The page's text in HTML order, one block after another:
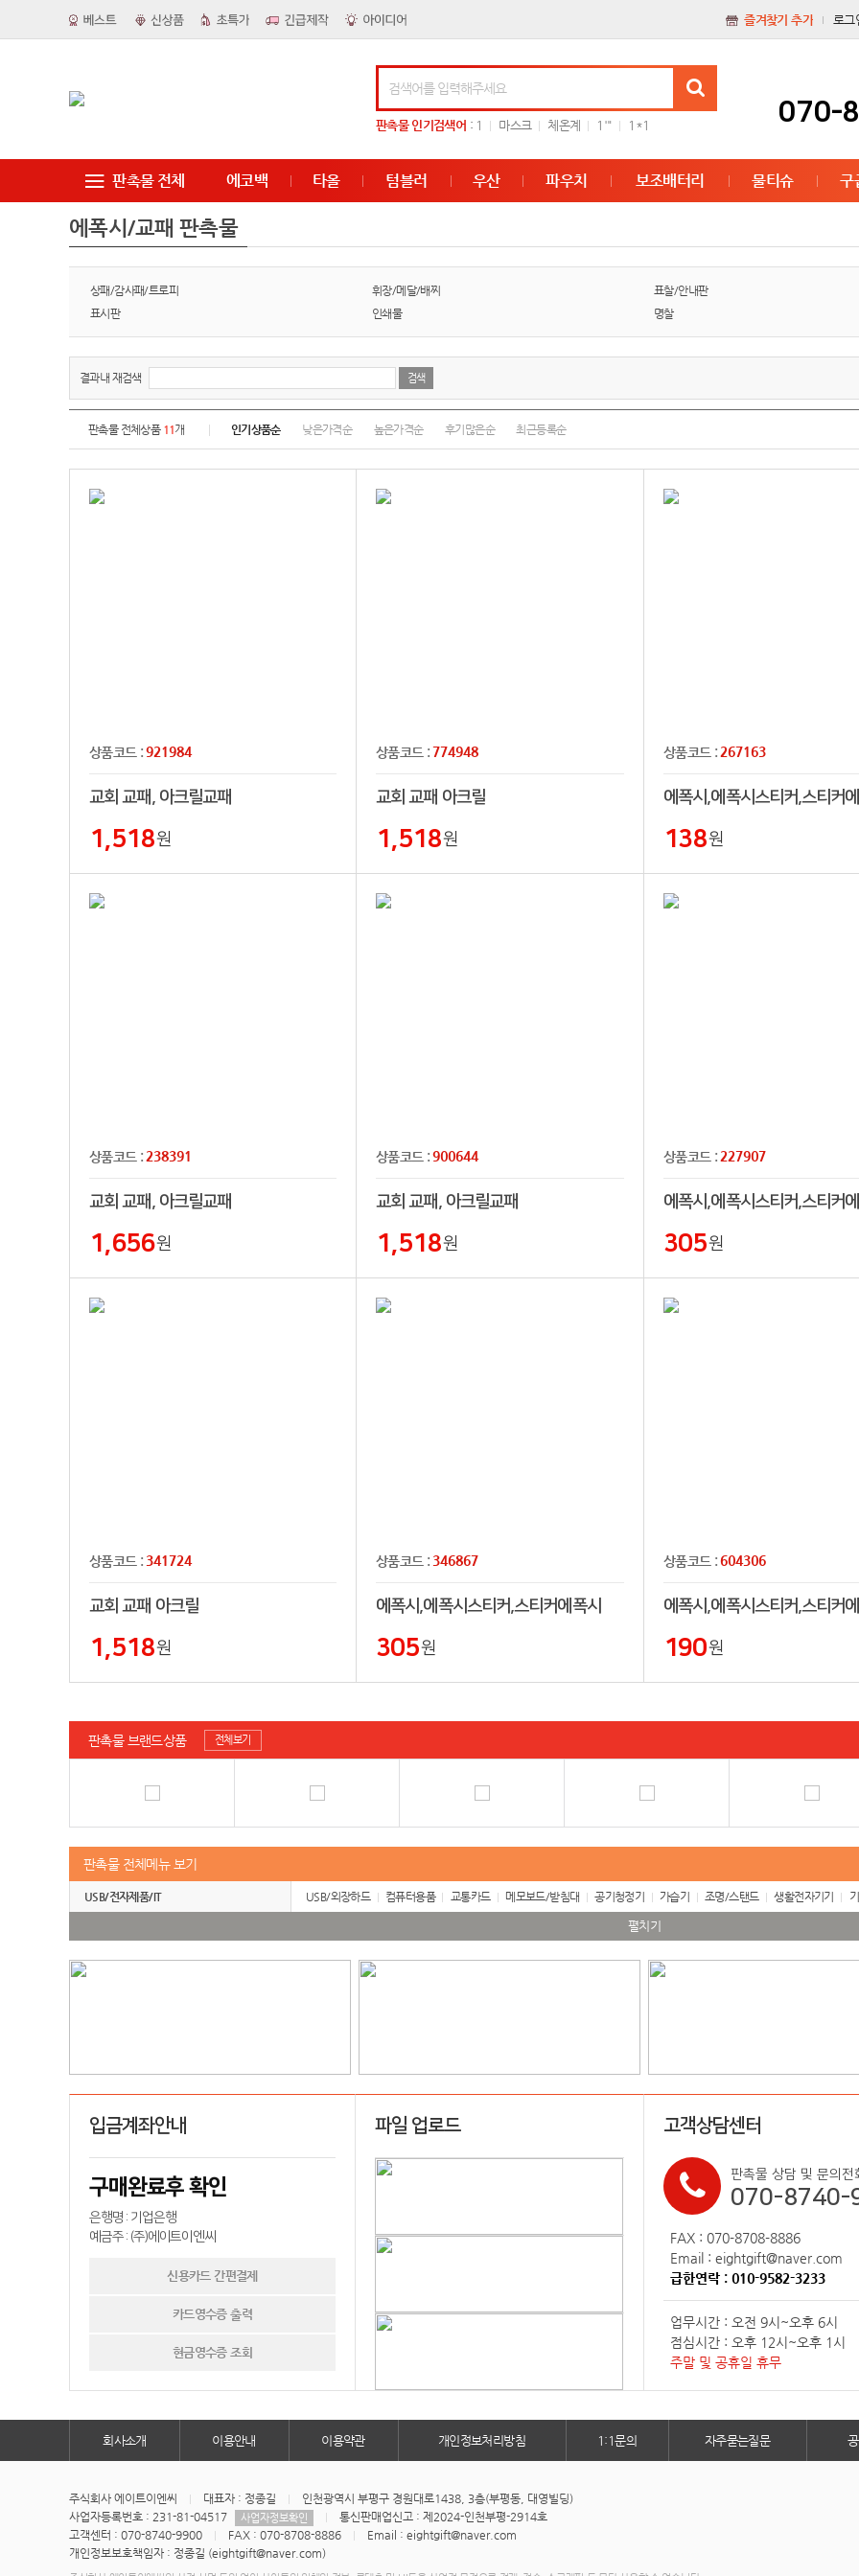
즐겨찾기 추가 로그
판촉물인기검색어 : 1 마스크 체온계 1'" 1*1 070-
판촉물 전체 에코백 타올 텀블러 우산 파우치 보조배터리 물티슈 구
에폭시/교패 판촉물
상패/감사패/트로피 휘장/메달/배찌
표찰/안내판
표시판
인쇄물 명찰
결과내 재검색
판촉물 전체상품 11개 인기상품순 낮은가격순 높은가격순 후기많은순 최근등록순
상품코드 :921984
교회 교패, 아크릴교패
1,518원
상품코드 :774948
교회 교패 아크릴
1,518원
상품코드 :267163
에폭시,에폭시스티커,스티커
138원
상품코드 :238391
교회 교패, 아크릴교패
1,656원
상품코드 :900644
교회 교패, 아크릴교패
1,518원
상품코드 :227907
에폭시,에폭시스티커,스티커
305원
상품코드 : 341724
교회 교패 아크릴
1,518원
상품코드 : 346867
에폭시,에폭시스티커,스티커에폭시
305원
상품코드 :604306
에폭시,에폭시스티커,스티커
190원
판촉물 브랜드상품 전체보기
판촉물 전체메뉴 보기
USB/전자제품/IT USB/외장하드 컴퓨터용품 교통카드 메모보드/받침대 공기청정기 가습기 조명/스탠드 생활전자기기
펼치기
입금계좌안내
구매완료후 확인
은행명 : 기업은행
예금주 : (주)에이트이엔씨
신용카드 간편결제
카드영수증 출력
현금영수증 조회
파일 업로드 고객상담센터
판촉물 상담 및 문의전
070-8740-
FAX : 070-8708-8886
Email : eightgift@naver.com
급한연락 : 010-9582-3233
업무시간 : 오전 9시~오후 6시
점심시간 : 오후 12시~오후 1시
주말 및 공휴일 휴무
회사소개 이용안내 이용약관 개인정보처리방침 1:1문의 자주묻는질문
주식회사 에이트이엔씨 대표자 : 정종길
인천광역시 부평구 경원대로1438, 3층(부평동, 대영빌딩)
사업자등록번호 : 231-81-04517
사업자정보확인
통신판매업신고 : 제2024-인천부평-2914호
고객센터 : 070-8740-9900
FAX : 070-8708-8886
Email : eightgift@naver.com
개인정보보호책임자 : 정종길 (eightgift@naver.com)